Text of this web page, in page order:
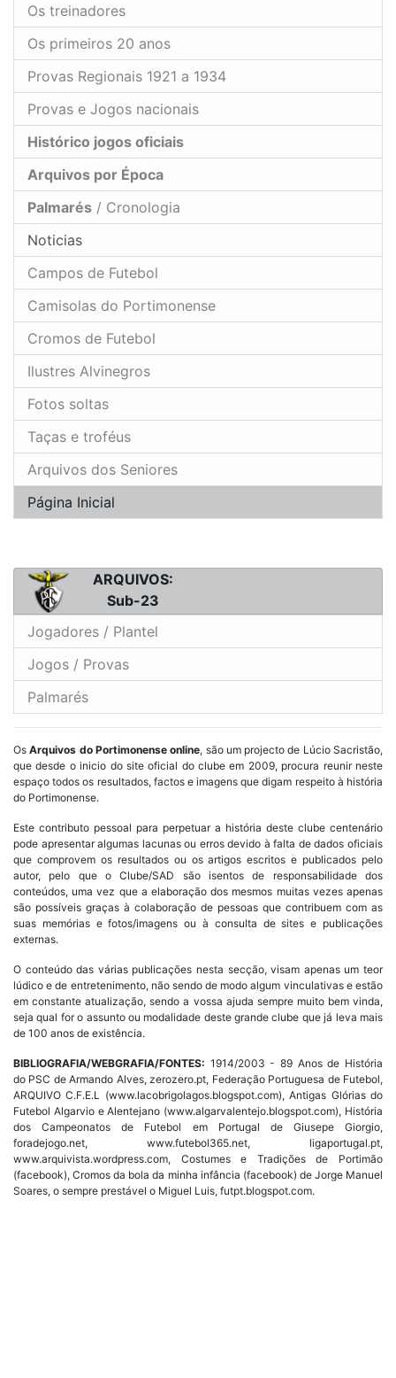
Os treinadores
Os primeiros 20 anos
Provas Regionais 1921 a 1934
Provas e Jogos nacionais
Histórico jogos oficiais
Arquivos por Época
Palmarés / Cronologia
Noticias
Campos de Futebol
Camisolas do Portimonense
Cromos de Futebol
Ilustres Alvinegros
Fotos soltas
Taças e troféus
Arquivos dos Seniores
Página Inicial
ARQUIVOS:
Sub-23
Jogadores / Plantel
Jogos / Provas
Palmarés
OsArquivos do Portimonense online, são um projecto de Lúcio Sacristão,
que desde o inicio do site oficial do clube em 2009, procura reunir neste
espaço todos os resultados, factos e imagens que digam respeito à história
do Portimonense.
Este contributo pessoal para perpetuar a história deste clube centenário
pode apresentar algumas lacunas ou erros devido à falta de dados oficiais
que comprovem os resultados ou os artigos escritos e publicados pelo
autor, pelo que o Clube/SAD são isentos de responsabilidade dos
conteúdos, uma vez que a elaboração dos mesmos muitas vezes apenas
são possíveis graças à colaboração de pessoas que contribuem com as
suas memórias e fotos/imagens ou à consulta de sites e publicações
externas.
O conteúdo das várias publicações nesta secção, visam apenas um teor
lúdico e de entretenimento, não sendo de modo algum vinculativas e estão
em constante atualização, sendo a vossa ajuda sempre muito bem vinda,
seja qual for o assunto ou modalidade deste grande clube que já leva mais
de 100 anos de existência.
BIBLIOGRAFIA/WEBGRAFIA/FONTES: 1914/2003 - 89 Anos de História
do PSC de Armando Alves, zerozero.pt, Federação Portuguesa de Futebol,
ARQUIVO C.F.E.L (www.lacobrigolagos.blogspot.com), Antigas Glórias do
Futebol Algarvio e Alentejano (www.algarvalentejo.blogspot.com), História
dos Campeonatos de Futebol em Portugal de Giusepe Giorgio,
foradejogo.net, www.futebol365.net, ligaportugal.pt,
www.arquivista.wordpress.com, Costumes e Tradições de Portimão
(facebook), Cromos da bola da minha infância (facebook) de Jorge Manuel
Soares, o sempre prestável o Miguel Luis, futpt.blogspot.com.